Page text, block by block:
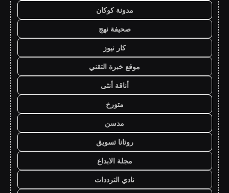
مدونة كوكان
صحيفة نهج
كار نيوز
موقع خبرة التقني
أناقة أنثى
متورخ
مدسن
روتانا تسويق
مجلة الابداع
نادي الترددات